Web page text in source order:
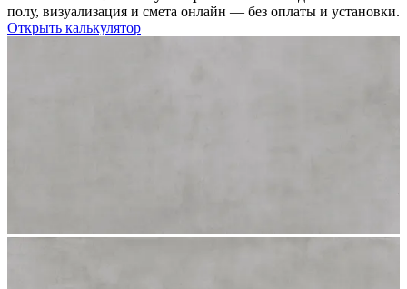
полу, визуализация и смета онлайн — без оплаты и установки.
Открыть калькулятор